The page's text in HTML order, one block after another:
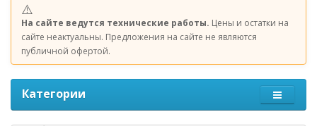
⚠️
На сайте ведутся технические работы. Цены и остатки на
сайте неактуальны. Предложения на сайте не являются
публичной офертой.
Категории